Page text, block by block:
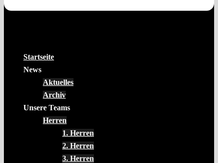
Startseite
News
Aktuelles
Archiv
Unsere Teams
Herren
1. Herren
2. Herren
3. Herren